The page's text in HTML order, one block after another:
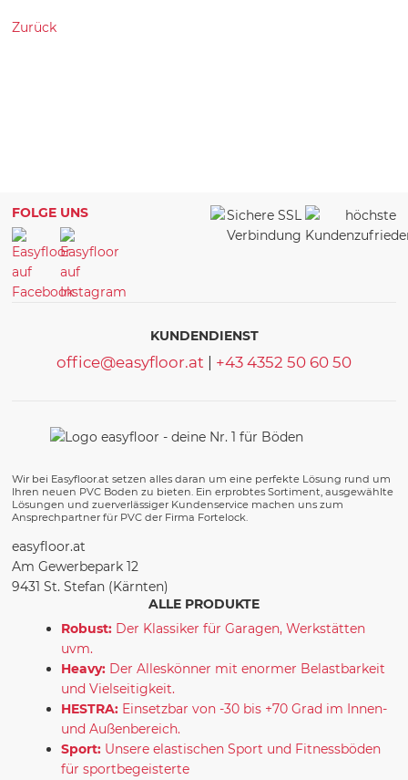
Zurück
FOLGE UNS
KUNDENDIENST
office@easyfloor.at +43 4352 50 60 50
Wir bei Easyfloor.at setzen alles daran um eine perfekte Lösung rund um
Ihren neuen PVC Boden zu bieten. Ein erprobtes Sortiment, ausgewählte
Lösungen und zuerverlässiger Kundenservice machen uns zum
Ansprechpartner für PVC der Firma Fortelock.
easyfloor.at
Am Gewerbepark 12
9431 St. Stefan (Kärnten)
ALLE PRODUKTE
Robust: Der Klassiker für Garagen, Werkstätten
uvm.
Heavy: Der Alleskönner mit enormer Belastbarkeit
und Vielseitigkeit.
HESTRA: Einsetzbar von -30 bis +70 Grad im Innen-
und Außenbereich.
Sport: Unsere elastischen Sport und Fitnessböden
für sportbegeisterte